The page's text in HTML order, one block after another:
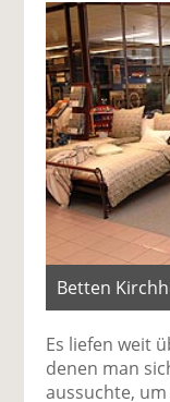
Betten
Es liefen weit
denen man
aussuchte,